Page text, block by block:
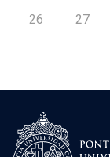
26 27